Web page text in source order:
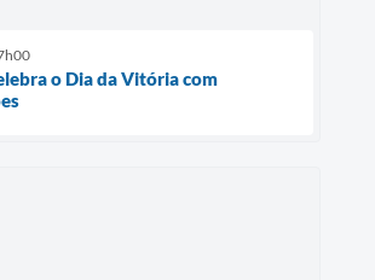
o Dia da Vitória com